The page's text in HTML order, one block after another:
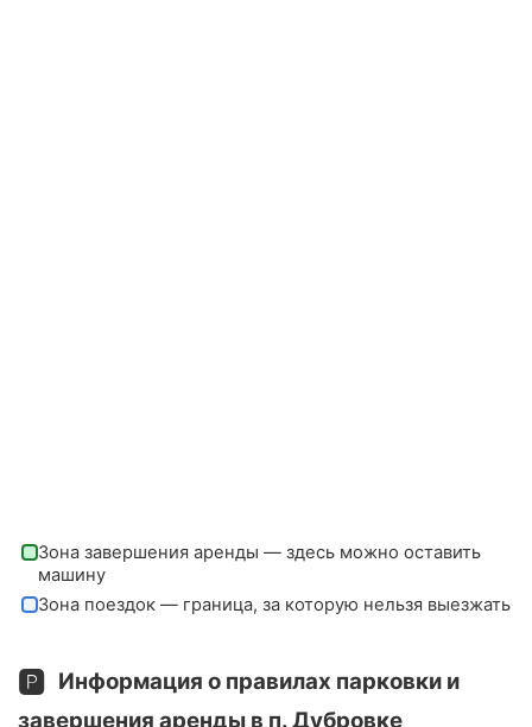
Зона завершения аренды — здесь можно оставить
машину
Зона поездок — граница, за которую нельзя выезжать
🅿️ Информация о правилах парковки и
завершения аренды в п. Дубровке